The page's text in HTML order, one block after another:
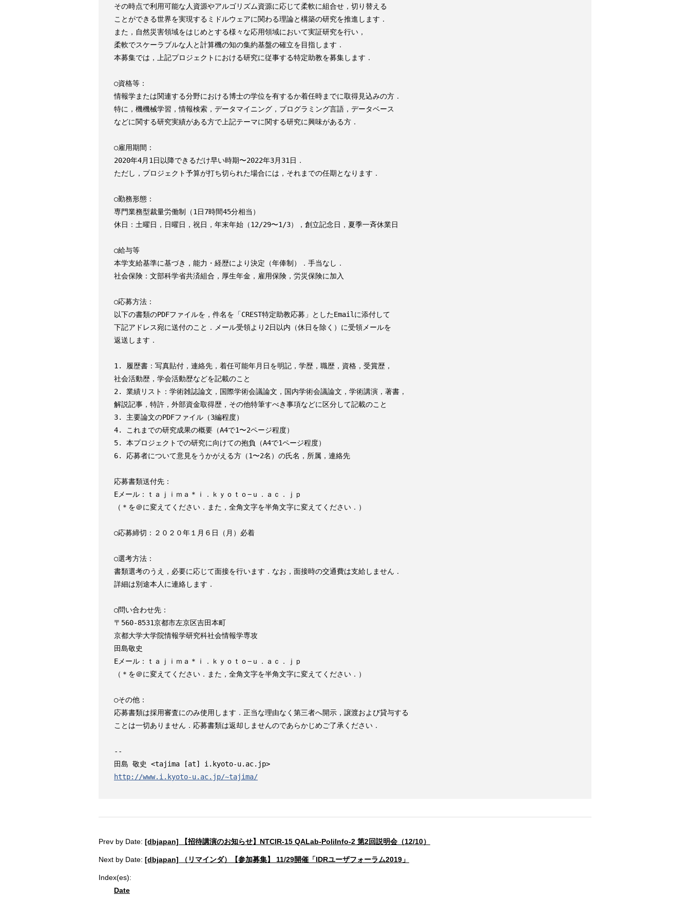
その時点で利用可能な人資源やアルゴリズム資源に応じて柔軟に組合せ，切り替える
ことができる世界を実現するミドルウェアに関わる理論と構築の研究を推進します．
また，自然災害領域をはじめとする様々な応用領域において実証研究を行い，
柔軟でスケーラブルな人と計算機の知の集約基盤の確立を目指します．
本募集では，上記プロジェクトにおける研究に従事する特定助教を募集します．
○資格等：
情報学または関連する分野における博士の学位を有するか着任時までに取得見込みの方．
特に，機機械学習，情報検索，データマイニング，プログラミング言語，データベース
などに関する研究実績がある方で上記テーマに関する研究に興味がある方．
○雇用期間：
2020年4月1日以降できるだけ早い時期〜2022年3月31日．
ただし，プロジェクト予算が打ち切られた場合には，それまでの任期となります．
○勤務形態：
専門業務型裁量労働制（1日7時間45分相当）
休日：土曜日，日曜日，祝日，年末年始（12/29〜1/3），創立記念日，夏季一斉休業日
○給与等
本学支給基準に基づき，能力・経歴により決定（年俸制）．手当なし．
社会保険：文部科学省共済組合，厚生年金，雇用保険，労災保険に加入
○応募方法：
以下の書類のPDFファイルを，件名を「CREST特定助教応募」としたEmailに添付して
下記アドレス宛に送付のこと．メール受領より2日以内（休日を除く）に受領メールを
返送します．
1. 履歴書：写真貼付，連絡先，着任可能年月日を明記，学歴，職歴，資格，受賞歴，
社会活動歴，学会活動歴などを記載のこと
2. 業績リスト：学術雑誌論文，国際学術会議論文，国内学術会議論文，学術講演，著書，
解説記事，特許，外部資金取得歴，その他特筆すべき事項などに区分して記載のこと
3. 主要論文のPDFファイル（3編程度）
4. これまでの研究成果の概要（A4で1〜2ページ程度）
5. 本プロジェクトでの研究に向けての抱負（A4で1ページ程度）
6. 応募者について意見をうかがえる方（1〜2名）の氏名，所属，連絡先
応募書類送付先：
Eメール：ｔａｊｉｍａ＊ｉ．ｋｙｏｔｏ−ｕ．ａｃ．ｊｐ
（＊を＠に変えてください．また，全角文字を半角文字に変えてください．）
○応募締切：２０２０年１月６日（月）必着
○選考方法：
書類選考のうえ，必要に応じて面接を行います．なお，面接時の交通費は支給しません．
詳細は別途本人に連絡します．
○問い合わせ先：
〒560-8531京都市左京区吉田本町
京都大学大学院情報学研究科社会情報学専攻
田島敬史
Eメール：ｔａｊｉｍａ＊ｉ．ｋｙｏｔｏ−ｕ．ａｃ．ｊｐ
（＊を＠に変えてください．また，全角文字を半角文字に変えてください．）
○その他：
応募書類は採用審査にのみ使用します．正当な理由なく第三者へ開示，譲渡および貸与する
ことは一切ありません．応募書類は返却しませんのであらかじめご了承ください．
--
http://www.i.kyoto-u.ac.jp/~tajima/
Prev by Date: [dbjapan] 【招待講演のお知らせ】NTCIR-15 QALab-PoliInfo-2 第2回説明会（12/10）
Next by Date: [dbjapan] （リマインダ）【参加募集】 11/29開催「IDRユーザフォーラム2019」
Index(es):
Date